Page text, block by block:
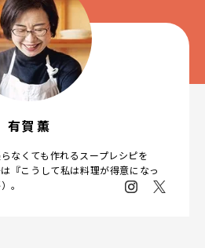
有賀 薫
なくても作れるスープレシピを
『こうして私は料理が得意になっ
。